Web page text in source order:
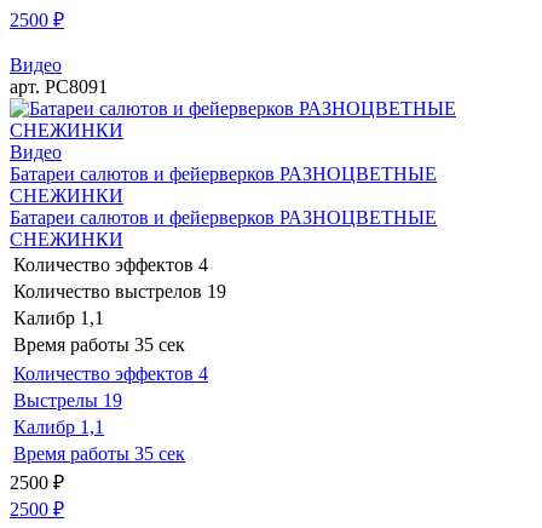
2500 ₽
Видео
арт. РС8091
Видео
Батареи салютов и фейерверков РАЗНОЦВЕТНЫЕ
СНЕЖИНКИ
Батареи салютов и фейерверков РАЗНОЦВЕТНЫЕ
СНЕЖИНКИ
Количество эффектов 4
Количество выстрелов 19
Калибр 1,1
Время работы 35 сек
Количество эффектов 4
Выстрелы 19
Калибр 1,1
Время работы 35 сек
2500 ₽
2500 ₽